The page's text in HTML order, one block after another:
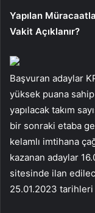
Yapılan
Vakit Açıklanır?
Başvuran adaylar
yüksek puana
yapılacak takım
bir sonraki etaba
kelamlı imtihana
kazanan adaylar
sitesinde ilan
25.01.2023 tarihleri